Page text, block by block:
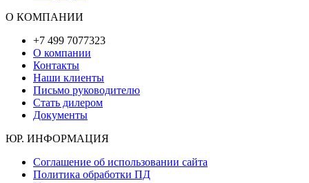
О КОМПАНИИ
+7 499 7077323
О компании
Контакты
Наши клиенты
Письмо руководителю
Стать дилером
Документы
ЮР. ИНФОРМАЦИЯ
Соглашение об использовании сайта
Политика обработки ПД